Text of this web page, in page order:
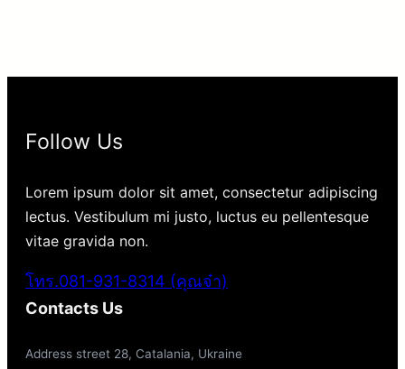
Follow Us
Lorem ipsum dolor sit amet, consectetur adipiscing
lectus. Vestibulum mi justo, luctus eu pellentesque
vitae gravida non.
โทร.081-931-8314 (คุณจ๋า)
Contacts Us
Address street 28, Catalania, Ukraine